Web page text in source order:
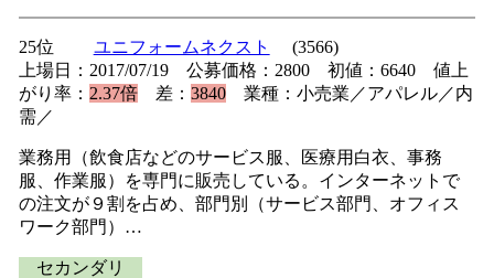
25位 ユニフォームネクスト
(3566)
上場日：2017/07/19 公募価格：2800 初値：6640 値上
がり率： 2.37倍差： 3840業種：小売業／アパレル／内
需／
業務用（飲食店などのサービス服、医療用白衣、事務
服、作業服）を専門に販売している。インターネットで
の注文が９割を占め、部門別（サービス部門、オフィス
ワーク部門）…
セカンダリ